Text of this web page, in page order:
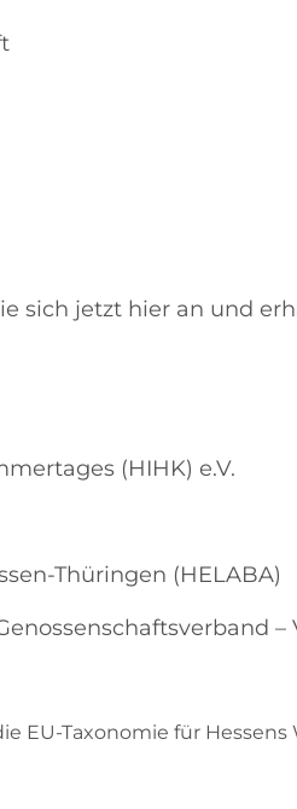
sich jetzt hier an und
(HIHK) e.V.
Thüringen (HELABA)
–
EU-Taxonomie für Hessens